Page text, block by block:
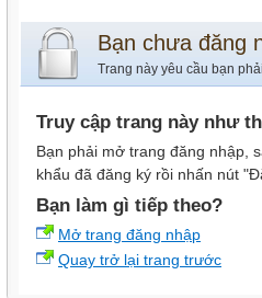
Bạn chưa đăng
Trang này yêu cầu bạn
Truy cập trang này như
Bạn phải mở trang đăng nhập,
khẩu đã đăng ký rồi nhấn nút
Bạn làm gì tiếp theo?
Mở trang đăng nhập
Quay trở lại trang trước